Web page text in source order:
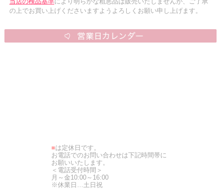
の上でお買い上げくださいますようよろしくお願い申し上げます。
■は定休日です。
お電話でのお問い合わせは下記時間帯に
お願いいたします。
＜電話受付時間＞
月～金10:00～16:00
※休業日…土日祝